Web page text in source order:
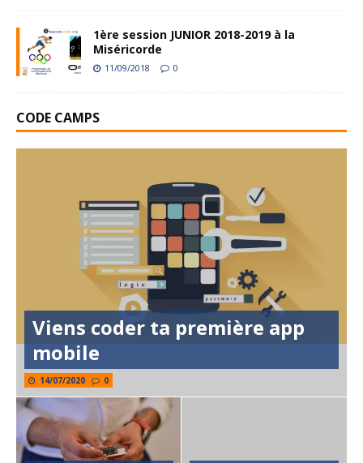
1ère session JUNIOR 2018-2019 à la
Miséricorde
11/09/2018 0
CODE CAMPS
Viens coder ta première app
mobile
14/07/2020 0